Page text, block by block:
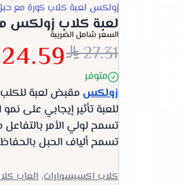
زولكس لعبة كلاب كورة مع
لعبة كلاب زولكس مع كرة
السعر شامل الضريبة
27.31
24.59 متوفر
زولكس مقبض لعبة
للعبة تأثير إيجابي على
تسمح لولي الأمر بالتفاعل
تسمح ألياف الحبل
كلاب اكسيسوارات, العاب